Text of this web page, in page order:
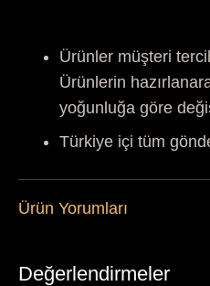
Ürünler müşteri
Ürünlerin
yoğunluğa göre
Türkiye içi tüm
Ürün Yorumları
Değerlendirmeler